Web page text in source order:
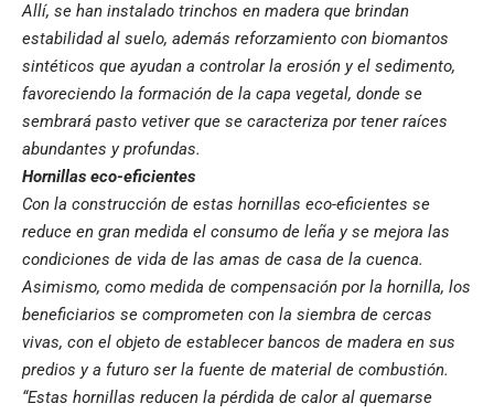
Allí, se han instalado trinchos en madera que brindan
estabilidad al suelo, además reforzamiento con biomantos
sintéticos que ayudan a controlar la erosión y el sedimento,
favoreciendo la formación de la capa vegetal, donde se
sembrará pasto vetiver que se caracteriza por tener raíces
abundantes y profundas.
Hornillas eco-eficientes
Con la construcción de estas hornillas eco-eficientes se
reduce en gran medida el consumo de leña y se mejora las
condiciones de vida de las amas de casa de la cuenca.
Asimismo, como medida de compensación por la hornilla, los
beneficiarios se comprometen con la siembra de cercas
vivas, con el objeto de establecer bancos de madera en sus
predios y a futuro ser la fuente de material de combustión.
“Estas hornillas reducen la pérdida de calor al quemarse